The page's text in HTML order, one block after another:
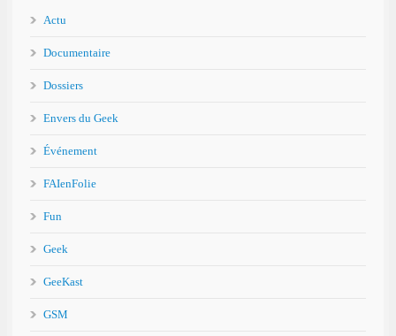
Actu
Documentaire
Dossiers
Envers du Geek
Événement
FAIenFolie
Fun
Geek
GeeKast
GSM